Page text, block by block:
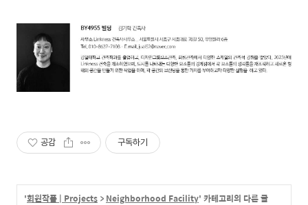
공감 구독하기
'회원작품 | Projects > Neighborhood Facility' 카테고리의 다른 글